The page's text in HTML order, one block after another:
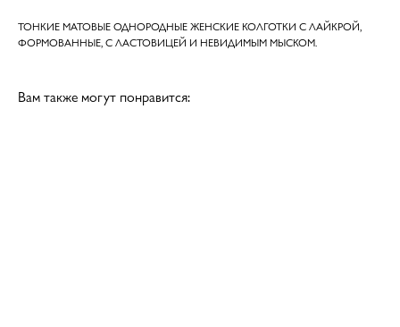
ТОНКИЕ МАТОВЫЕ ОДНОРОДНЫЕ ЖЕНСКИЕ КОЛГОТКИ С ЛАЙКРОЙ,
ФОРМОВАННЫЕ, С ЛАСТОВИЦЕЙ И НЕВИДИМЫМ МЫСКОМ.
Вам также могут понравится: